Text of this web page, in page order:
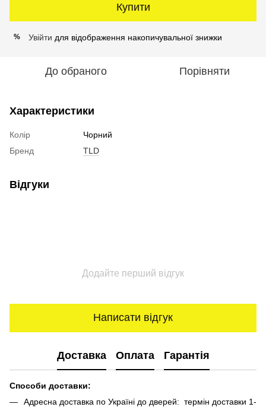
Купити
% Увійти для відображення накопичувальної знижки
До обраного Порівняти
Характеристики
Колір
Чорний
Бренд
TLD
Відгуки
Додайте перший відгук
Написати відгук
Доставка Оплата Гарантія
Способи доставки:
Адресна доставка по Україні до дверей: термін доставки 1-